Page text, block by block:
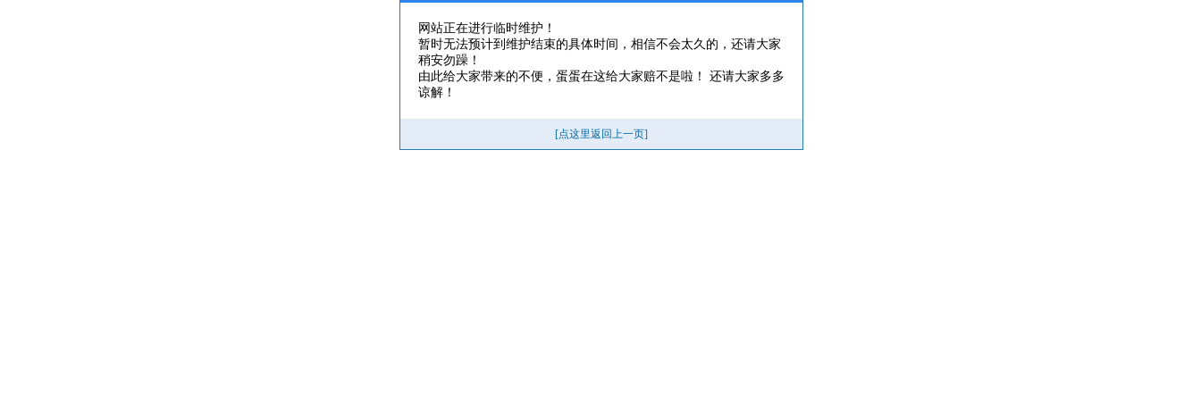
网站正在进行临时维护！
暂时无法预计到维护结束的具体时间，相信不会太久的，还请大家
稍安勿躁！
由此给大家带来的不便，蛋蛋在这给大家赔不是啦！ 还请大家多多
谅解！
[点这里返回上一页]